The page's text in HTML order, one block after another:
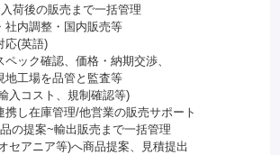
荷後の販売まで一括管理
内調整・国内販売等
応(英語)
ック確認、価格・納期交渉、
工場を品管と監査等
入コスト、規制確認等)
携し在庫管理/他営業の販売サポート
の提案~輸出販売まで一括管理
セアニア等)へ商品提案、見積提出